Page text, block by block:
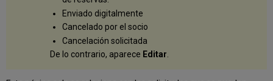
Modificar
orden
Enviado digitalmente
Cancelado por el socio
Cancelación solicitada
De lo contrario, aparece Editar